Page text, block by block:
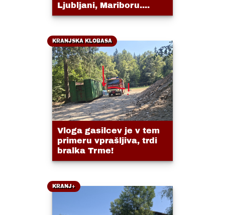
Ljubljani, Mariboru....
KRANJSKA KLOBASA
Vloga gasilcev je v tem
primeru vprašljiva, trdi
bralka Trme!
KRANJ+